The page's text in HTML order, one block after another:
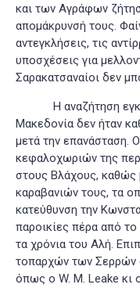
και των Αγράφων
απομάκρυνσή τους.
αντεγκλήσεις, τις
υποσχέσεις για
Σαρακατσαναίοι δεν
Η αναζήτηση
Μακεδονία δεν ήταν
μετά την επανάσταση.
κεφαλοχωριών της
στους Βλάχους,
καραβανιών τους, τα
κατεύθυνση την
παροικίες πέρα από
τα χρόνια του Αλή.
τοπαρχών των Σερρών
όπως ο W. M. Leake